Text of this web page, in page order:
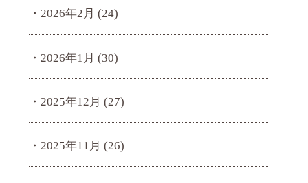
2026年2月 (24)
2026年1月 (30)
2025年12月 (27)
2025年11月 (26)